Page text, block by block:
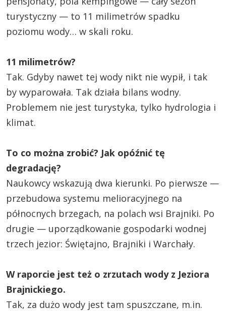
turystyczny — to 11 milimetrów spadku
poziomu wody… w skali roku.
11 milimetrów?
Tak. Gdyby nawet tej wody nikt nie wypił, i tak
by wyparowała. Tak działa bilans wodny.
Problemem nie jest turystyka, tylko hydrologia i
klimat.
To co można zrobić? Jak opóźnić tę
degradację?
Naukowcy wskazują dwa kierunki. Po pierwsze —
przebudowa systemu melioracyjnego na
północnych brzegach, na polach wsi Brajniki. Po
drugie — uporządkowanie gospodarki wodnej
trzech jezior: Świętajno, Brajniki i Warchały.
W raporcie jest też o zrzutach wody z Jeziora
Brajnickiego.
Tak, za dużo wody jest tam spuszczane, m.in.